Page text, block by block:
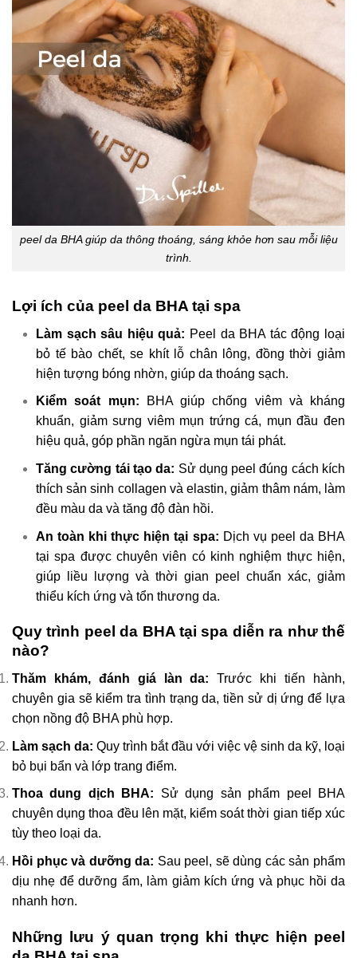
peel da BHA giúp da thông thoáng, sáng khỏe hơn sau mỗi liệu
trình.
Lợi ích của peel da BHA tại spa
Làm sạch sâu hiệu quả: Peel da BHA tác động loại
bỏ tế bào chết, se khít lỗ chân lông, đồng thời giảm
hiện tượng bóng nhờn, giúp da thoáng sạch.
Kiểm soát mụn: BHA giúp chống viêm và kháng
khuẩn, giảm sưng viêm mụn trứng cá, mụn đầu đen
hiệu quả, góp phần ngăn ngừa mụn tái phát.
Tăng cường tái tạo da: Sử dụng peel đúng cách kích
thích sản sinh collagen và elastin, giảm thâm nám, làm
đều màu da và tăng độ đàn hồi.
An toàn khi thực hiện tại spa: Dịch vụ peel da BHA
tại spa được chuyên viên có kinh nghiệm thực hiện,
giúp liều lượng và thời gian peel chuẩn xác, giảm
thiểu kích ứng và tổn thương da.
Quy trình peel da BHA tại spa diễn ra như thế
nào?
Thăm khám, đánh giá làn da: Trước khi tiến hành,
chuyên gia sẽ kiểm tra tình trạng da, tiền sử dị ứng để lựa
chọn nồng độ BHA phù hợp.
Làm sạch da: Quy trình bắt đầu với việc vệ sinh da kỹ, loại
bỏ bụi bẩn và lớp trang điểm.
Thoa dung dịch BHA: Sử dụng sản phẩm peel BHA
chuyên dụng thoa đều lên mặt, kiểm soát thời gian tiếp xúc
tùy theo loại da.
Hồi phục và dưỡng da: Sau peel, sẽ dùng các sản phẩm
dịu nhẹ để dưỡng ẩm, làm giảm kích ứng và phục hồi da
nhanh hơn.
Những lưu ý quan trọng khi thực hiện peel